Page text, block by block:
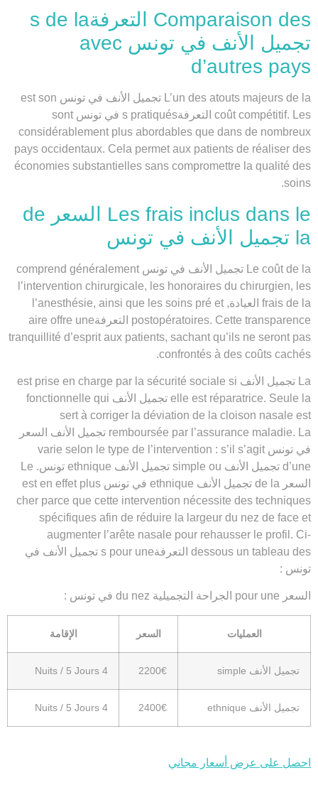
Comparaison des التعرفةs de la
تجميل الأنف في تونس avec
d’autres pays
L’un des atouts majeurs de la تجميل الأنف في تونس est son
coût compétitif. Les التعرفةs pratiqués في تونس sont
considérablement plus abordables que dans de nombreux
pays occidentaux. Cela permet aux patients de réaliser des
économies substantielles sans compromettre la qualité des
soins.
Les frais inclus dans le السعر de
la تجميل الأنف في تونس
Le coût de la تجميل الأنف في تونس comprend généralement
l’intervention chirurgicale, les honoraires du chirurgien, les
frais de la العيادة, l’anesthésie, ainsi que les soins pré et
postopératoires. Cette transparence التعرفةaire offre une
tranquillité d’esprit aux patients, sachant qu’ils ne seront pas
confrontés à des coûts cachés.
La تجميل الأنف est prise en charge par la sécurité sociale si
elle est réparatrice. Seule la تجميل الأنف fonctionnelle qui
sert à corriger la déviation de la cloison nasale est
remboursée par l’assurance maladie. La تجميل الأنف السعر
في تونس varie selon le type de l’intervention : s’il s’agit
d’une تجميل الأنف simple ou تجميل الأنف ethnique تونس. Le
السعر de la تجميل الأنف ethnique في تونس est en effet plus
cher parce que cette intervention nécessite des techniques
spécifiques afin de réduire la largeur du nez de face et
augmenter l’arête nasale pour rehausser le profil. Ci-
dessous un tableau des التعرفةs pour une تجميل الأنف في
تونس :
السعر pour une الجراحة التجميلية du nez في تونس :
العمليات السعر الإقامة
تجميل الأنف simple 2200€
4 Nuits / 5 Jours
تجميل الأنف ethnique 2400€
4 Nuits / 5 Jours
احصل على عرض أسعار مجاني